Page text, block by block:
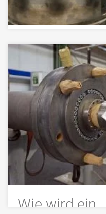
Ursache für
sind häufig
Dichtungen oder
>>> MEHR
Wie wird ein